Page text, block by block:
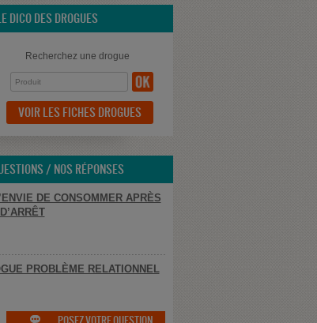
DICO DES DROGUES
Recherchez une drogue
VOIR LES FICHES DROGUES
/ NOS RÉPONSES
DE CONSOMMER APRÈS
PROBLÈME RELATIONNEL
 POSEZ VOTRE QUESTION